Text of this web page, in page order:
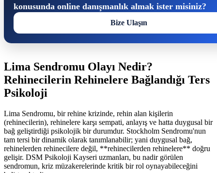
konusunda online danışmanlık almak ister misiniz?
Bize Ulaşın
Lima Sendromu Olayı Nedir?
Rehinecilerin Rehinelere Bağlandığı Ters
Psikoloji
Lima Sendromu, bir rehine krizinde, rehin alan kişilerin
(rehinecilerin), rehinelere karşı sempati, anlayış ve hatta duygusal bir
bağ geliştirdiği psikolojik bir durumdur. Stockholm Sendromu'nun
tam tersi bir dinamik olarak tanımlanabilir; yani duygusal bağ,
rehinelerden rehinecilere değil, **rehinecilerden rehinelere** doğru
gelişir. DSM Psikoloji Kayseri uzmanları, bu nadir görülen
sendromun, kriz müzakerelerinde kritik bir rol oynayabileceğini